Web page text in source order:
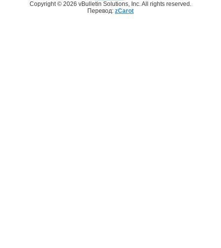
Copyright © 2026 vBulletin Solutions, Inc. All rights reserved.
Перевод: zCarot